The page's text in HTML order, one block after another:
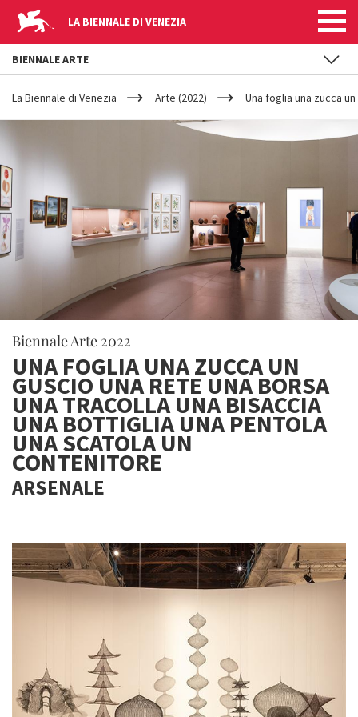
LA BIENNALE DI VENEZIA
YOUR
ARE
HERE
La Biennale di Venezia Arte (2022) Una foglia una zucca
Biennale Arte 2022
UNA FOGLIA UNA ZUCCA UN
GUSCIO UNA RETE UNA BORSA
UNA TRACOLLA UNA BISACCIA
UNA BOTTIGLIA UNA PENTOLA
UNA SCATOLA UN
CONTENITORE
ARSENALE
BIENNALE ARTE